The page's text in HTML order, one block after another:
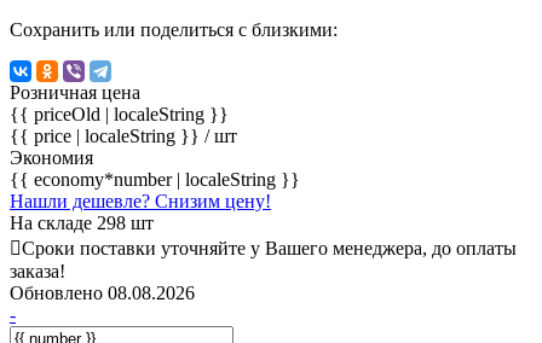
Сохранить или поделиться с близкими:
Розничная цена
{{ priceOld | localeString }}
{{ price | localeString }} / шт
Экономия
{{ economy*number | localeString }}
Нашли дешевле? Снизим цену!
На складе 298 шт
Сроки поставки уточняйте у Вашего менеджера, до оплаты
заказа!
Обновлено 08.08.2026
-